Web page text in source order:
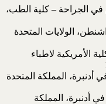
في الجراحة – كلية الطب،
الولايات المتحدة
الأمريكية لاطباء
أدنبرة، المملكة المتحدة
أدنبرة، المملكة